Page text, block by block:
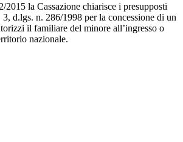
2015 la Cassazione chiarisce i presupposti
d.lgs. n. 286/1998 per la concessione di un
il familiare del minore all’ingresso o
nazionale.